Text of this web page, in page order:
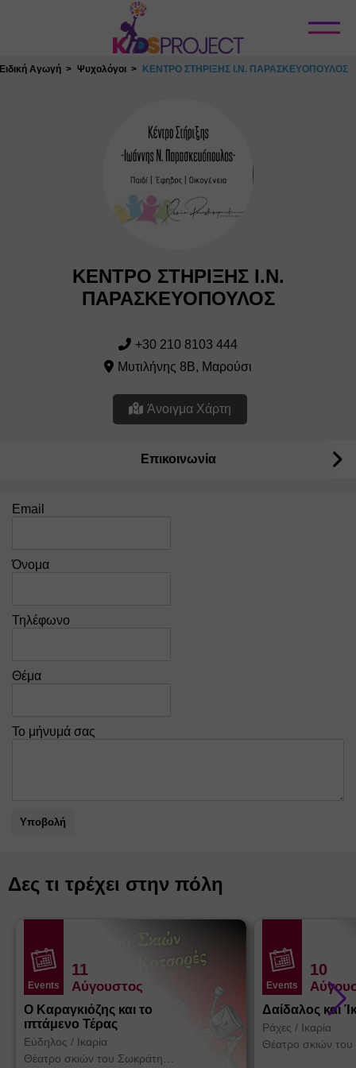
Κλείσιμο
Ειδική Αγωγή Ψυχολόγοι ΚΕΝΤΡΟ ΣΤΗΡΙΞΗΣ Ι.Ν. ΠΑΡΑΣΚΕΥΟΠΟΥΛΟΣ
ΚΕΝΤΡΟ ΣΤΗΡΙΞΗΣ Ι.Ν.
ΠΑΡΑΣΚΕΥΟΠΟΥΛΟΣ
+30 210 8103 444
Μυτιλήνης 8Β, Μαρούσι
Άνοιγμα Χάρτη
Επικοινωνία
Email
Όνομα
Τηλέφωνο
Θέμα
Το μήνυμά σας
Υποβολή
Δες τι τρέχει στην πόλη
Events
11
Αύγουστος
Ο Καραγκιόζης και το
ιπτάμενο Τέρας
Εύδηλος / Ικαρία
Θέατρο σκιών του Σωκράτη
Events
10
Δαίδαλος και
Ράχες / Ικαρία
Θέατρο σκιών